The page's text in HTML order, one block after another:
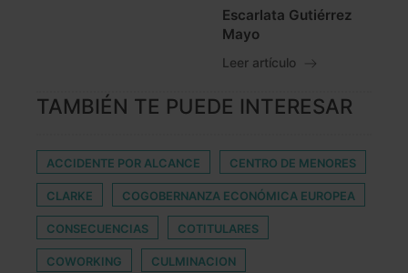
Escarlata Gutiérrez
Mayo
Leer artículo
TAMBIÉN TE PUEDE INTERESAR
ACCIDENTE POR ALCANCE CENTRO DE MENORES
CLARKE COGOBERNANZA ECONÓMICA EUROPEA
CONSECUENCIAS COTITULARES
COWORKING CULMINACION